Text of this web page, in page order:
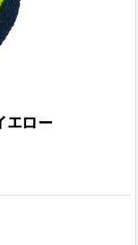
エロー